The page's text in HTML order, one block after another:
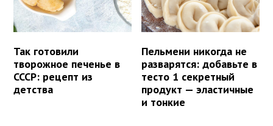
Так готовили
творожное печенье в
СССР: рецепт из
детства
Пельмени никогда не
разварятся: добавьте в
тесто 1 секретный
продукт — эластичные
и тонкие